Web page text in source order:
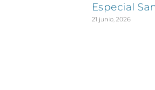
Especial
21 junio, 2026